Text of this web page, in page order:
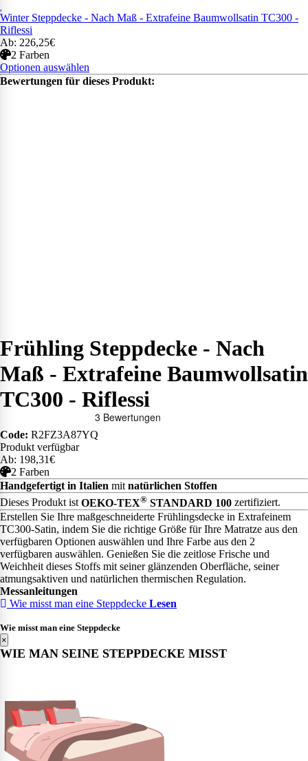
Winter Steppdecke - Nach Maß - Extrafeine Baumwollsatin TC300 -
Riflessi
Ab: 226,25€
2 Farben
Optionen auswählen
Bewertungen für dieses Produkt:
Frühling Steppdecke - Nach
Maß - Extrafeine Baumwollsatin
TC300 - Riflessi
Code: R2FZ3A87YQ
Produkt verfügbar
Ab: 198,31€
2 Farben
Handgefertigt in Italien mitnatürlichen Stoffen
Dieses Produkt istOEKO-TEX® STANDARD 100 zertifiziert.
Erstellen Sie Ihre maßgeschneiderte Frühlingsdecke in Extrafeinem
TC300-Satin, indem Sie die richtige Größe für Ihre Matratze aus den
verfügbaren Optionen auswählen und Ihre Farbe aus den 2
verfügbaren auswählen. Genießen Sie die zeitlose Frische und
Weichheit dieses Stoffs mit seiner glänzenden Oberfläche, seiner
atmungsaktiven und natürlichen thermischen Regulation.
Messanleitungen
Wie misst man eine Steppdecke Lesen
Wie misst man eine Steppdecke
×
WIE MAN SEINE STEPPDECKE MISST